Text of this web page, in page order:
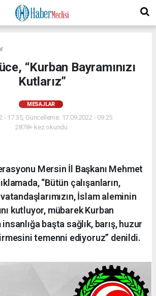
“Kurban Bayramınızı
Kutlarız”
MESAJLAR
- 17:35, Güncelleme: 17.09.2022 - 09:25
2878+ kez okundu.
Mersin İl Başkanı Mehmet
“Bütün çalışanların,
İslam aleminin
kutluyor, mübarek Kurban
insanlığa başta sağlık, barış, huzur
temenni ediyoruz” denildi.